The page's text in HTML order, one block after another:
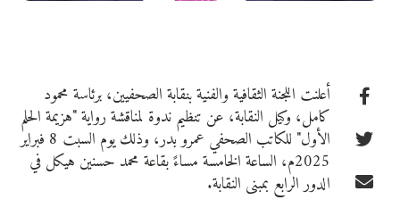
أعلنت اللجنة الثقافية والفنية بنقابة الصحفيين، برئاسة محمود
كامل، وكيل النقابة، عن تنظيم ندوة لمناقشة رواية "هزيمة الحلم
الأول" للكاتب الصحفي عمرو بدر، وذلك يوم السبت 8 فبراير
2025م، الساعة الخامسة مساءً بقاعة محمد حسنين هيكل في
الدور الرابع بمبنى النقابة.